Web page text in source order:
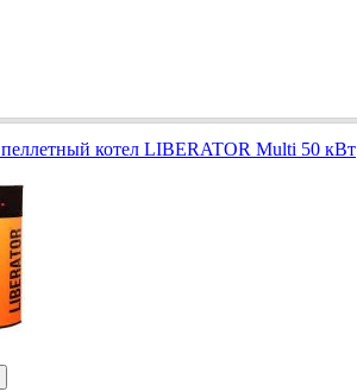
котел LIBERATOR Multi 50 кВт